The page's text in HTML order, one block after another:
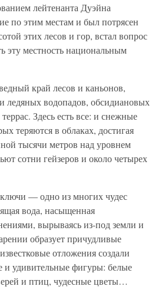
лейтенанта Дуэйна
по этим местам и был потрясен
этих лесов и гор, встал вопрос
эту местность национальным
край лесов и каньонов,
ледяных водопадов, обсидиановых
Здесь есть все: и снежные
теряются в облаках, достигая
тысячи метров над уровнем
сотни гейзеров и около четырех
— одно из многих чудес
вода, насыщенная
вырываясь из-под земли и
образует причудливые
отложения создали
и удивительные фигуры: белые
и птиц, чудесные цветы…